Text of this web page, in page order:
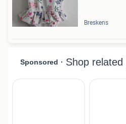
Breskens